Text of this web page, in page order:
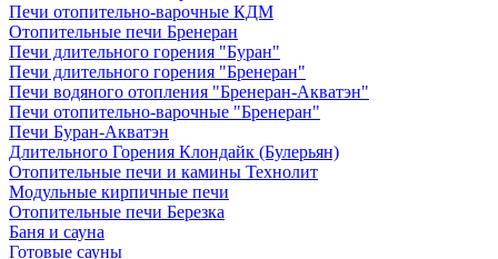
Печи отопительно-варочные КДМ
Отопительные печи Бренеран
Печи длительного горения "Буран"
Печи длительного горения "Бренеран"
Печи водяного отопления "Бренеран-Акватэн"
Печи отопительно-варочные "Бренеран"
Печи Буран-Акватэн
Длительного Горения Клондайк (Булерьян)
Отопительные печи и камины Технолит
Модульные кирпичные печи
Отопительные печи Березка
Баня и сауна
Готовые сауны